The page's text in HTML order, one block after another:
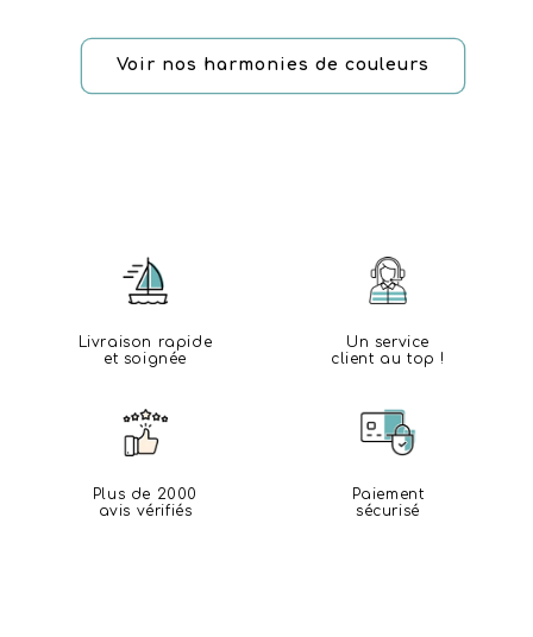
Voir nos harmonies de couleurs
Livraison rapide
et soignée
Un service
client au top !
Plus de 2000
avis vérifiés
Paiement
sécurisé